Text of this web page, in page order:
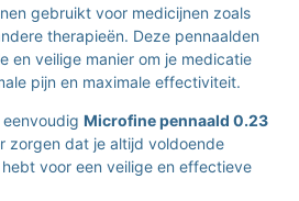
gebruikt voor medicijnen zoals
therapieën. Deze pennaalden
en veilige manier om je medicatie
pijn en maximale effectiviteit.
Microfine pennaald 0.23
zorgen dat je altijd voldoende
voor een veilige en effectieve